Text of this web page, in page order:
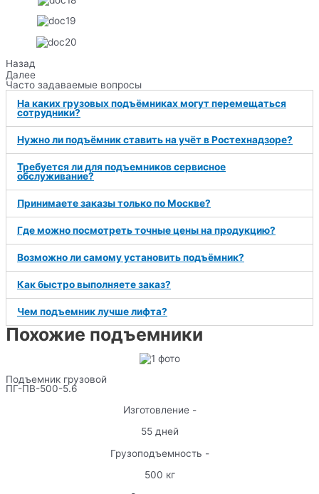
Назад
Далее
Часто задаваемые вопросы
На каких грузовых подъёмниках могут перемещаться
сотрудники?
Нужно ли подъёмник ставить на учёт в Ростехнадзоре?
Требуется ли для подъемников сервисное
обслуживание?
Принимаете заказы только по Москве?
Где можно посмотреть точные цены на продукцию?
Возможно ли самому установить подъёмник?
Как быстро выполняете заказ?
Чем подъемник лучше лифта?
Похожие подъемники
Подъемник грузовой
ПГ-ПВ-500-5.6
Изготовление -
55 дней
Грузоподъемность -
500 кг